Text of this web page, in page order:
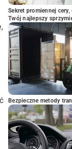
Sekret promiennej
Twój najlepszy
Bezpieczne metody